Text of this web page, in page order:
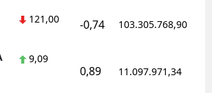
Karabük
Osmaniye
121,00 -0,74 103.305.768,90
9,09
0,89 11.097.971,34